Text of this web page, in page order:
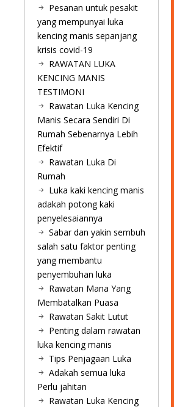
Pesanan untuk pesakit
yang mempunyai luka
kencing manis sepanjang
krisis covid-19
RAWATAN LUKA
KENCING MANIS
TESTIMONI
Rawatan Luka Kencing
Manis Secara Sendiri Di
Rumah Sebenarnya Lebih
Efektif
Rawatan Luka Di
Rumah
Luka kaki kencing manis
adakah potong kaki
penyelesaiannya
Sabar dan yakin sembuh
salah satu faktor penting
yang membantu
penyembuhan luka
Rawatan Mana Yang
Membatalkan Puasa
Rawatan Sakit Lutut
Penting dalam rawatan
luka kencing manis
Tips Penjagaan Luka
Adakah semua luka
Perlu jahitan
Rawatan Luka Kencing